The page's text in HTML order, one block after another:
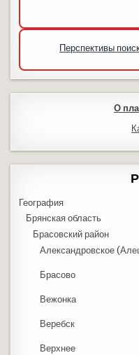
Перспективы
О
География
Брянская область
Брасовский район
Александровское
Брасово
Вежонка
Веребск
Верхнее